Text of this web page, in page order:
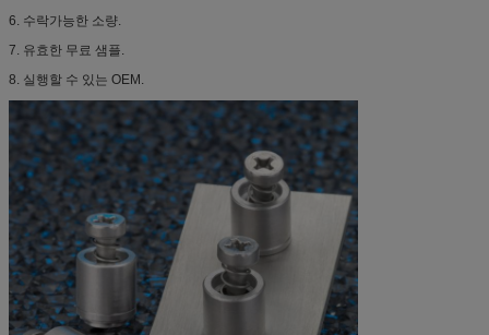
6. 수락가능한 소량.
7. 유효한 무료 샘플.
8. 실행할 수 있는 OEM.